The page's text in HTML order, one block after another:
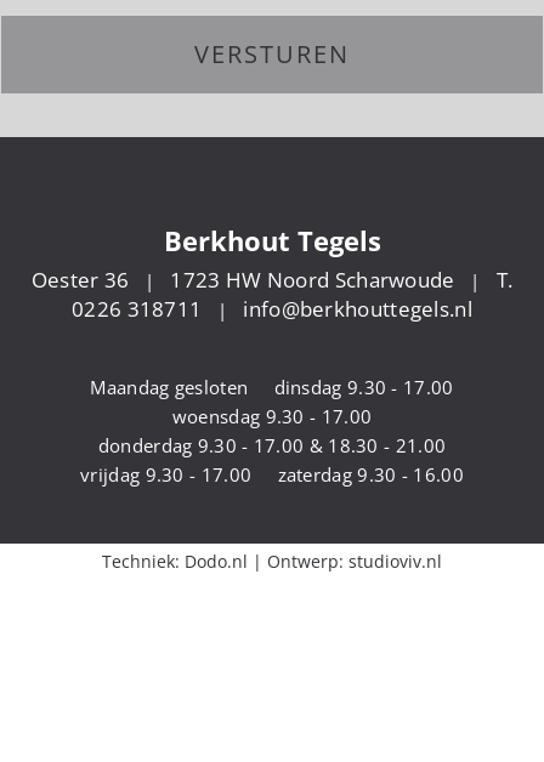
Berkhout Tegels
Oester 36 | 1723 HW Noord Scharwoude |
T.
0226 318711
| info@berkhouttegels.nl
Maandag gesloten
dinsdag 9.30 - 17.00
woensdag 9.30 - 17.00
donderdag 9.30 - 17.00 & 18.30 - 21.00
vrijdag 9.30 - 17.00
zaterdag 9.30 - 16.00
Techniek: Dodo.nl | Ontwerp: studioviv.nl